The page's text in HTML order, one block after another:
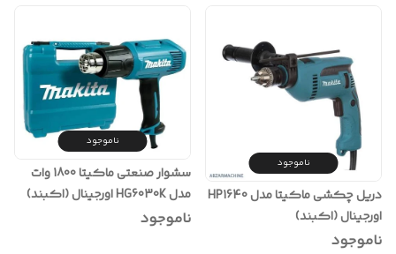
ناموجود
دریل چکشی ماکیتا مدل HP1640
اورجینال (اکبند)
ناموجود
ناموجود
سشوار صنعتی ماکیتا 1800 وات
مدل HG6030K اورجینال (اکبند)
ناموجود